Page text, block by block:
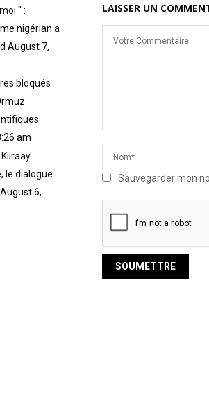
LAISSER UN
Sauvegarder mon
'' :
nigérian a
August 7,
bloqués
am
le dialogue
August 6,